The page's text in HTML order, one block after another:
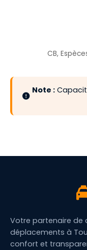
CB,
Note :
Votre partenaire de
déplacements à
confort et